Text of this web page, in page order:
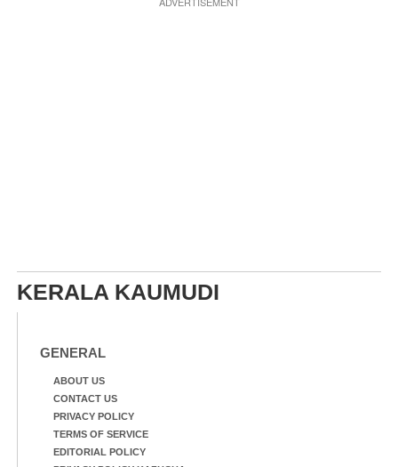
KERALA KAUMUDI
GENERAL
ABOUT US
CONTACT US
PRIVACY POLICY
TERMS OF SERVICE
EDITORIAL POLICY